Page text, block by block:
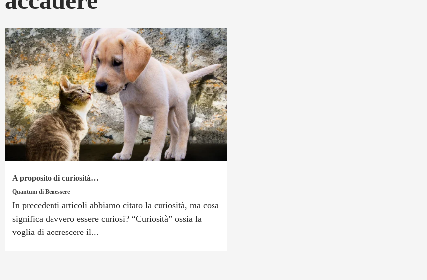
A proposito di curiosità…
Quantum di Benessere
In precedenti articoli abbiamo citato la curiosità, ma cosa
significa davvero essere curiosi? “Curiosità” ossia la
voglia di accrescere il...